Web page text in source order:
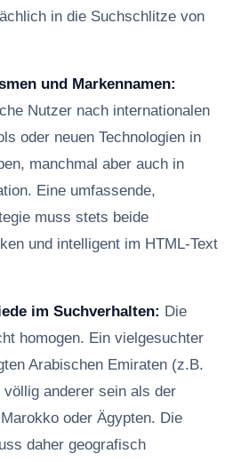
in die Suchschlitze von
und Markennamen:
Nutzer nach internationalen
oder neuen Technologien in
manchmal aber auch in
Eine umfassende,
muss stets beide
und intelligent im HTML-Text
im Suchverhalten: Die
homogen. Ein vielgesuchter
Arabischen Emiraten (z.B.
anderer sein als der
oder Ägypten. Die
daher geografisch